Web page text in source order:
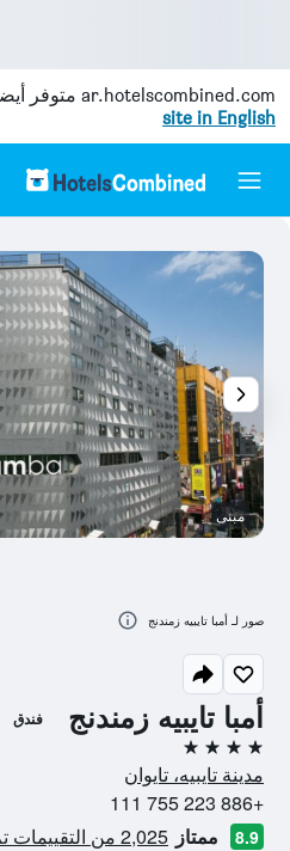
ar.hotelscombined.com متوفر
site in English
أمبا تايبيه زمندنج فندق
4 نجوم
مدينة تايبيه، تايوان
+886 223 755 111
8.9 ممتاز 2,025 من التقييمات تم التحقق منها
مبنى
صور لـ أمبا تايبيه زمندنج